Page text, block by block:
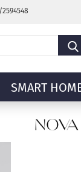
SMART